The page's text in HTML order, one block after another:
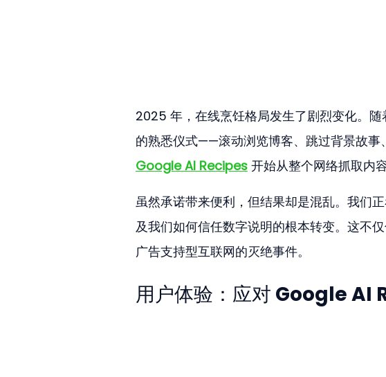
2025 年，在线烹饪格局发生了剧烈变化。随
的熟悉仪式——滚动浏览博客、跳过背景故
Google AI Recipes 开始从整个网络抓取内
虽然承诺带来便利，但结果却是混乱。我们
及我们如何信任数字说明的根本转变。这不
广告支持型互联网的灭绝事件。
用户体验：应对 Google AI